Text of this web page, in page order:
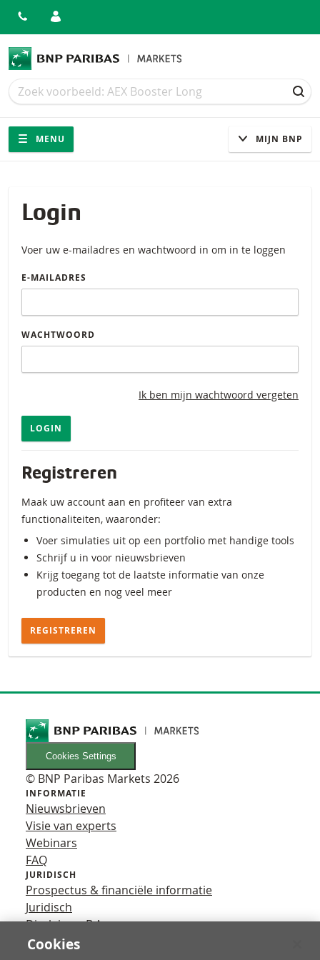
Zoek
Zoek
Navigatie
Site navigatie
MENU MIJN BNP
Login
Voer uw e-mailadres en wachtwoord in om in te loggen
E-MAILADRES
WACHTWOORD
Ik ben mijn wachtwoord vergeten
LOGIN
Registreren
Maak uw account aan en profiteer van extra
functionaliteiten, waaronder:
Voer simulaties uit op een portfolio met handige tools
Schrijf u in voor nieuwsbrieven
Krijg toegang tot de laatste informatie van onze
producten en nog veel meer
REGISTREREN
Cookies Settings
© BNP Paribas Markets 2026
INFORMATIE
Nieuwsbrieven
Visie van experts
Webinars
FAQ
JURIDISCH
Prospectus & financiële informatie
Juridisch
Disclaimer B.A.
Privacy
Cookies